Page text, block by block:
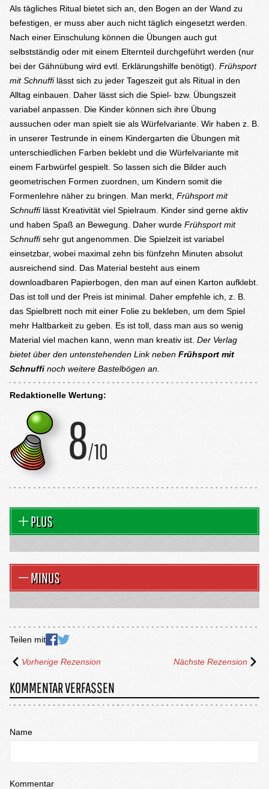
Als tägliches Ritual bietet sich an, den Bogen an der Wand zu
befestigen, er muss aber auch nicht täglich eingesetzt werden.
Nach einer Einschulung können die Übungen auch gut
selbstständig oder mit einem Elternteil durchgeführt werden (nur
bei der Gähnübung wird evtl. Erklärungshilfe benötigt). Frühsport
mit Schnuffilässt sich zu jeder Tageszeit gut als Ritual in den
Alltag einbauen. Daher lässt sich die Spiel- bzw. Übungszeit
variabel anpassen. Die Kinder können sich ihre Übung
aussuchen oder man spielt sie als Würfelvariante. Wir haben z. B.
in unserer Testrunde in einem Kindergarten die Übungen mit
unterschiedlichen Farben beklebt und die Würfelvariante mit
einem Farbwürfel gespielt. So lassen sich die Bilder auch
geometrischen Formen zuordnen, um Kindern somit die
Formenlehre näher zu bringen. Man merkt, Frühsport mit
Schnuffilässt Kreativität viel Spielraum. Kinder sind gerne aktiv
und haben Spaß an Bewegung. Daher wurde Frühsport mit
Schnuffisehr gut angenommen. Die Spielzeit ist variabel
einsetzbar, wobei maximal zehn bis fünfzehn Minuten absolut
ausreichend sind. Das Material besteht aus einem
downloadbaren Papierbogen, den man auf einen Karton aufklebt.
Das ist toll und der Preis ist minimal. Daher empfehle ich, z. B.
das Spielbrett noch mit einer Folie zu bekleben, um dem Spiel
mehr Haltbarkeit zu geben. Es ist toll, dass man aus so wenig
Material viel machen kann, wenn man kreativ ist. Der Verlag
bietet über den untenstehenden Link neben Frühsport mit
Schnuffi noch weitere Bastelbögen an.
Redaktionelle Wertung:
PLUS
MINUS
Teilen mit
Vorherige Rezension Nächste Rezension
KOMMENTAR VERFASSEN
Name
Kommentar